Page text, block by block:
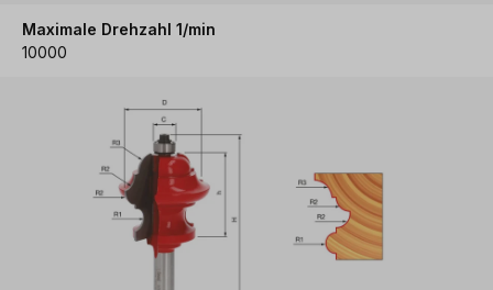
Maximale Drehzahl 1/min
10000